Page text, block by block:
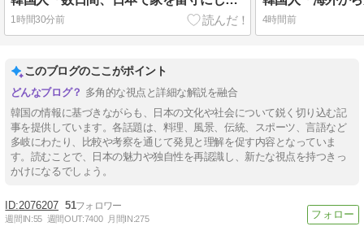
1時間30分前 4時間前
このブログのここがポイント
多角的な視点と詳細な解説を融合
韓国の情報に基づきながらも、日本の文化や社会について鋭く切り込む記
事を提供しています。各話題は、料理、風景、伝統、スポーツ、言語など
多岐にわたり、比較や考察を通じて発見と理解を促す内容となっていま
す。読むことで、日本の魅力や独自性を再認識し、新たな視点を持つきっ
かけになるでしょう。
2076207 51
週間IN:55 週間OUT:7400 月間IN:275